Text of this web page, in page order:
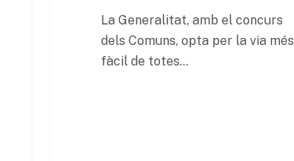
La Generalitat, amb el concurs
dels Comuns, opta per la via més
fàcil de totes…